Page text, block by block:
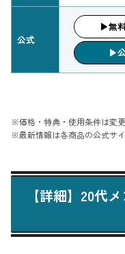
公式
▶︎無
▶︎
※価格・特典・使用条件は変
※最新情報は各商品の公式サ
【詳細】20代